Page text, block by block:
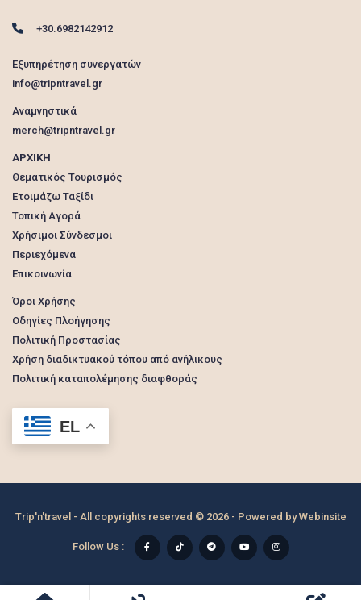
+30.6982142912
Εξυπηρέτηση συνεργατών
info@tripntravel.gr
Αναμνηστικά
merch@tripntravel.gr
ΑΡΧΙΚΗ
Θεματικός Τουρισμός
Ετοιμάζω Ταξίδι
Τοπική Αγορά
Χρήσιμοι Σύνδεσμοι
Περιεχόμενα
Επικοινωνία
Όροι Χρήσης
Οδηγίες Πλοήγησης
Πολιτική Προστασίας
Χρήση διαδικτυακού τόπου από ανήλικους
Πολιτική καταπολέμησης διαφθοράς
EL
Trip'n'travel - All copyrights reserved © 2026 - Powered byWebinsite
Follow Us :